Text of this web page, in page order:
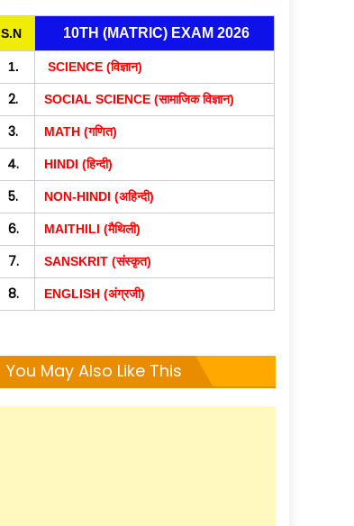
S.N 10TH (MATRIC) EXAM 2026
1. SCIENCE (विज्ञान)
2. SOCIAL SCIENCE (सामाजिक विज्ञान)
3. MATH (गणित)
4. HINDI (हिन्दी)
5. NON-HINDI (अहिन्दी)
6. MAITHILI (मैथिली)
7. SANSKRIT (संस्कृत)
8. ENGLISH (अंग्रजी)
You May Also Like This